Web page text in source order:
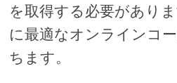
を取得する必要があり
に最適なオンラインコ
ちます。